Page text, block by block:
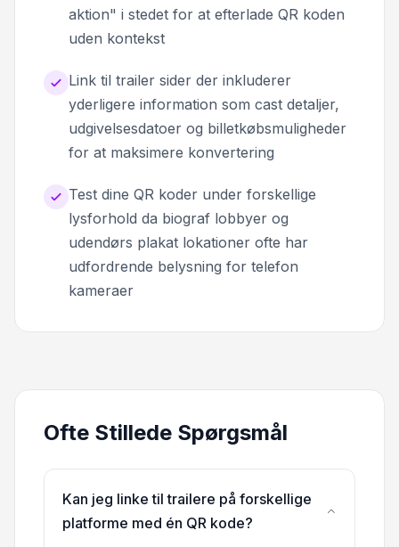
aktion" i stedet for at efterlade QR koden
uden kontekst
Link til trailer sider der inkluderer
yderligere information som cast detaljer,
udgivelsesdatoer og billetkøbsmuligheder
for at maksimere konvertering
Test dine QR koder under forskellige
lysforhold da biograf lobbyer og
udendørs plakat lokationer ofte har
udfordrende belysning for telefon
kameraer
Ofte Stillede Spørgsmål
Kan jeg linke til trailere på forskellige
platforme med én QR kode?